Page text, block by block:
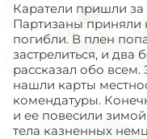
Каратели пришли
Партизаны приняли
погибли. В плен
застрелиться, и два
рассказал обо
нашли карты
комендатуры.
и ее повесили зимой
тела казненных